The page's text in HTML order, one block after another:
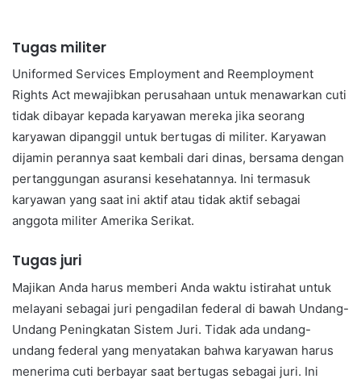
Tugas militer
Uniformed Services Employment and Reemployment
Rights Act mewajibkan perusahaan untuk menawarkan cuti
tidak dibayar kepada karyawan mereka jika seorang
karyawan dipanggil untuk bertugas di militer. Karyawan
dijamin perannya saat kembali dari dinas, bersama dengan
pertanggungan asuransi kesehatannya. Ini termasuk
karyawan yang saat ini aktif atau tidak aktif sebagai
anggota militer Amerika Serikat.
Tugas juri
Majikan Anda harus memberi Anda waktu istirahat untuk
melayani sebagai juri pengadilan federal di bawah Undang-
Undang Peningkatan Sistem Juri. Tidak ada undang-
undang federal yang menyatakan bahwa karyawan harus
menerima cuti berbayar saat bertugas sebagai juri. Ini